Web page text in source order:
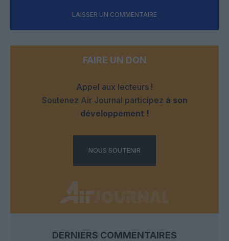
LAISSER UN COMMENTAIRE
FAIRE UN DON
Appel aux lecteurs !
Soutenez Air Journal participez à son
développement !
NOUS SOUTENIR
DERNIERS COMMENTAIRES